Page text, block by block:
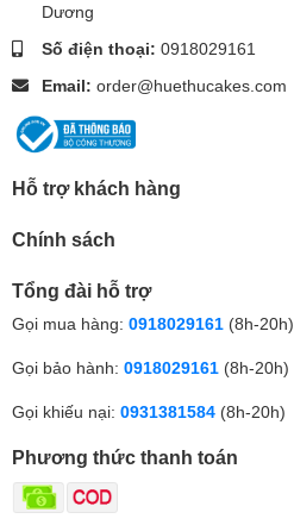
Dương
Số điện thoại: 0918029161
Email: order@huethucakes.com
Hỗ trợ khách hàng
Chính sách
Tổng đài hỗ trợ
Gọi mua hàng: 0918029161 (8h-20h)
Gọi bảo hành: 0918029161 (8h-20h)
Gọi khiếu nại: 0931381584 (8h-20h)
Phương thức thanh toán